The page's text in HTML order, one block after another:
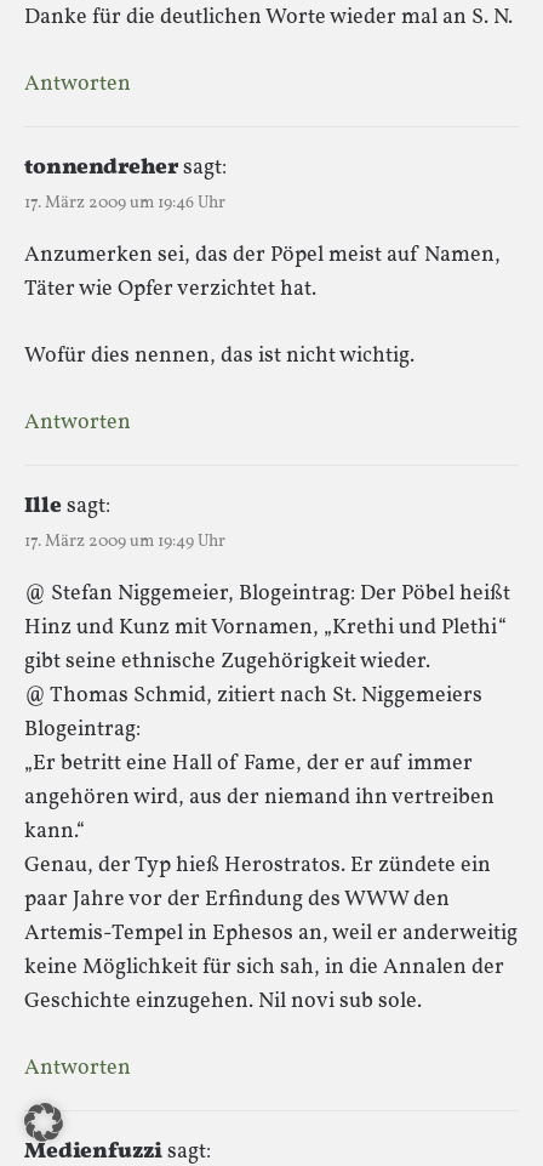
Danke für die deutlichen Worte wieder mal an S. N.
Antworten
tonnendrehersagt:
17. März 2009 um 19:46 Uhr
Anzumerken sei, das der Pöpel meist auf Namen,
Täter wie Opfer verzichtet hat.
Wofür dies nennen, das ist nicht wichtig.
Antworten
Illesagt:
17. März 2009 um 19:49 Uhr
@ Stefan Niggemeier, Blogeintrag: Der Pöbel heißt
Hinz und Kunz mit Vornamen, „Krethi und Plethi“
gibt seine ethnische Zugehörigkeit wieder.
@ Thomas Schmid, zitiert nach St. Niggemeiers
Blogeintrag:
„Er betritt eine Hall of Fame, der er auf immer
angehören wird, aus der niemand ihn vertreiben
kann.“
Genau, der Typ hieß Herostratos. Er zündete ein
paar Jahre vor der Erfindung des WWW den
Artemis-Tempel in Ephesos an, weil er anderweitig
keine Möglichkeit für sich sah, in die Annalen der
Geschichte einzugehen. Nil novi sub sole.
Antworten
Medienfuzzisagt: